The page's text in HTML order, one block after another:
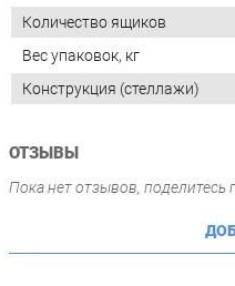
Количество ящиков
Вес упаковок, кг
Конструкция (стеллажи)
ОТЗЫВЫ
Пока нет отзывов,